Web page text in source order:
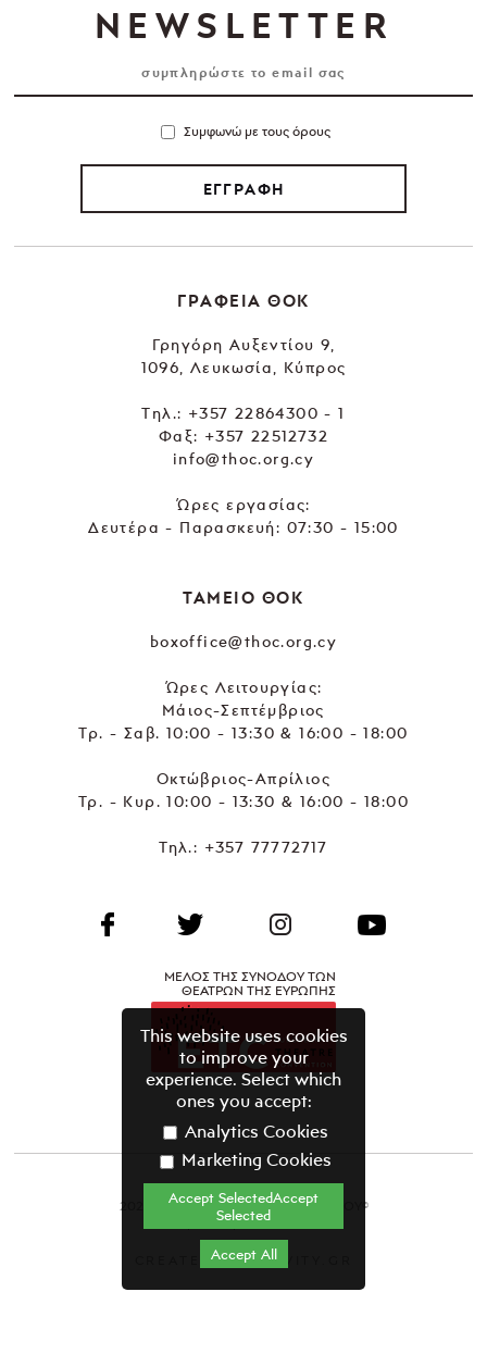
NEWSLETTER
Συμφωνώ με τους όρους
ΕΓΓΡΑΦΗ
ΓΡΑΦΕΙΑ ΘΟΚ
Γρηγόρη Αυξεντίου 9,
1096, Λευκωσία, Κύπρος
Tηλ.: +357 22864300 - 1
Φαξ: +357 22512732
info@thoc.org.cy
Ώρες εργασίας:
Δευτέρα - Παρασκευή: 07:30 - 15:00
ΤΑΜΕΙΟ ΘΟΚ
boxoffice@thoc.org.cy
Ώρες Λειτουργίας:
Μάιος-Σεπτέμβριος
Τρ. - Σαβ. 10:00 - 13:30 & 16:00 - 18:00
Οκτώβριος-Απρίλιος
Τρ. - Κυρ. 10:00 - 13:30 & 16:00 - 18:00
Τηλ.: +357 77772717
ΜΕΛΟΣ ΤΗΣ ΣΥΝΟΔΟΥ ΤΩΝ
ΘΕΑΤΡΩΝ ΤΗΣ ΕΥΡΩΠΗΣ
2021 ΘΕΑΤΡΙΚΟΣ ΟΡΓΑΝΙΣΜΟΣ ΚΥΠΡΟΥ©
Όροι & Προϋποθέσεις
CREATED BY GRAVITY.GR
This website uses cookies
to improve your
experience. Select which
ones you accept:
Analytics Cookies
Marketing Cookies
Accept SelectedAccept
Selected
Accept All